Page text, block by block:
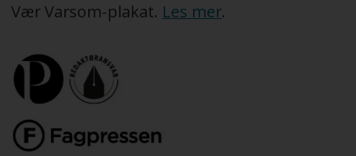
Vær Varsom-plakat. Les mer.